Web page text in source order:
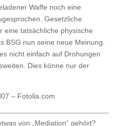
Waffe noch eine
Gesetzliche
eine tatsächliche physische
BSG nun seine neue Meinung.
nicht einfach auf Drohungen
Dies könne nur der
– Fotolia.com
von „Mediation“ gehört?